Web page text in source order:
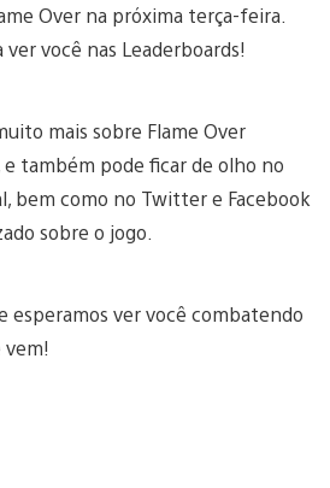
Over na próxima terça-feira.
ver você nas Leaderboards!
mais sobre Flame Over
também pode ficar de olho no
bem como no Twitter e Facebook
sobre o jogo.
esperamos ver você combatendo
vem!